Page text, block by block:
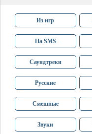
Из игр
На SMS
Саундтреки
Русские
Смешные
Звуки